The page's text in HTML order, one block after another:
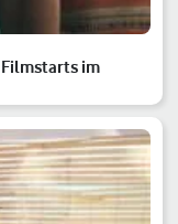
Filmstarts im